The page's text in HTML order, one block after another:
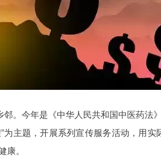
。今年是《中华人民共和国中医药法
主题，开展系列宣传服务活动，用实
。